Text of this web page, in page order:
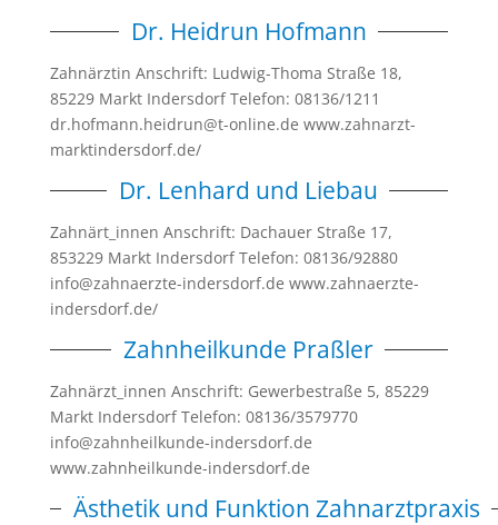
Dr. Heidrun Hofmann
Zahnärztin Anschrift: Ludwig-Thoma Straße 18,
85229 Markt Indersdorf Telefon: 08136/1211
dr.hofmann.heidrun@t-online.de www.zahnarzt-
marktindersdorf.de/
Dr. Lenhard und Liebau
Zahnärt_innen Anschrift: Dachauer Straße 17,
853229 Markt Indersdorf Telefon: 08136/92880
info@zahnaerzte-indersdorf.de www.zahnaerzte-
indersdorf.de/
Zahnheilkunde Praßler
Zahnärzt_innen Anschrift: Gewerbestraße 5, 85229
Markt Indersdorf Telefon: 08136/3579770
info@zahnheilkunde-indersdorf.de
www.zahnheilkunde-indersdorf.de
Ästhetik und Funktion Zahnarztpraxis